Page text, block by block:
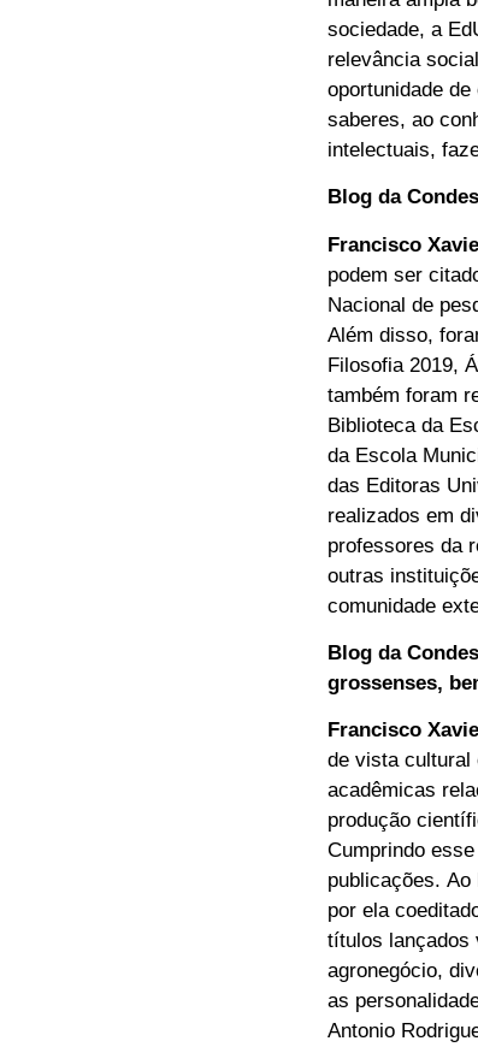
sociedade, a
relevância
oportunidade
saberes, ao
intelectuais,
Blog da
Francisco
podem ser
Nacional de
Além disso,
Filosofia 2019,
também foram
Biblioteca da
da Escola
das Editoras
realizados em
professores da
outras
comunidade
Blog da
grossenses,
Francisco
de vista cultural
acadêmicas
produção
Cumprindo
publicações.
por ela
títulos lançados
agronegócio,
as
Antonio